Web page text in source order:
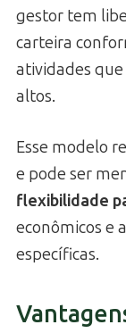
gestor tem
carteira
atividades
altos.
Esse modelo
e pode ser
flexibilidade
econômicos e
específicas.